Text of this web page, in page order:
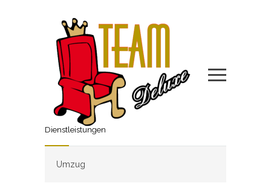
Dienstleistungen
Umzug